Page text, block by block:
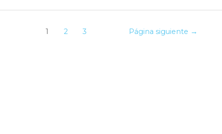
Navegación
1 2 3 Página siguiente →